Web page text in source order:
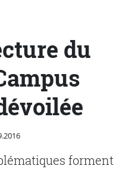
Santé" dévoilée
du
le
forment